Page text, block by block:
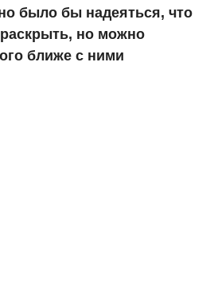
было бы надеяться, что
но можно
ближе с ними